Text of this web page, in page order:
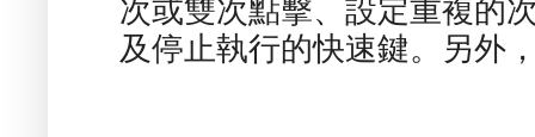
次或雙次點擊、設定重複的
及停止執行的快速鍵。另外